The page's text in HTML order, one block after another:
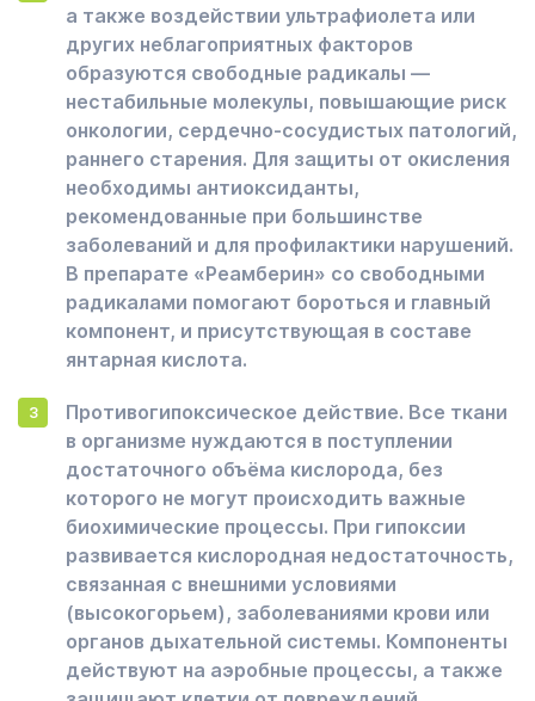
а также воздействии ультрафиолета или
других неблагоприятных факторов
образуются свободные радикалы —
нестабильные молекулы, повышающие риск
онкологии, сердечно-сосудистых патологий,
раннего старения. Для защиты от окисления
необходимы антиоксиданты,
рекомендованные при большинстве
заболеваний и для профилактики нарушений.
В препарате «Реамберин» со свободными
радикалами помогают бороться и главный
компонент, и присутствующая в составе
янтарная кислота.
Противогипоксическое действие. Все ткани
в организме нуждаются в поступлении
достаточного объёма кислорода, без
которого не могут происходить важные
биохимические процессы. При гипоксии
развивается кислородная недостаточность,
связанная с внешними условиями
(высокогорьем), заболеваниями крови или
органов дыхательной системы. Компоненты
действуют на аэробные процессы, а также